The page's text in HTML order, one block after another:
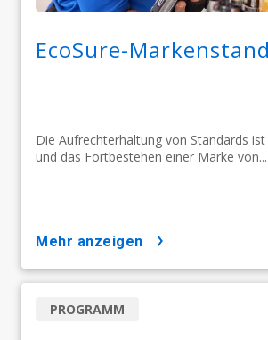
EcoSure-
Die Aufrechterhaltung von Standards
und das Fortbestehen einer Marke von...
mehr anzeigen
PROGRAMM